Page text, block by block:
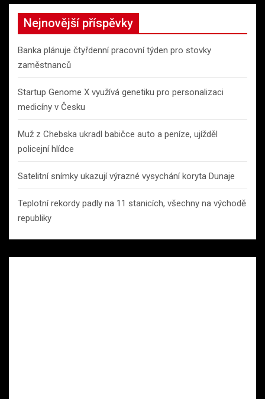
Nejnovější příspěvky
Banka plánuje čtyřdenní pracovní týden pro stovky
zaměstnanců
Startup Genome X využívá genetiku pro personalizaci
medicíny v Česku
Muž z Chebska ukradl babičce auto a peníze, ujížděl
policejní hlídce
Satelitní snímky ukazují výrazné vysychání koryta Dunaje
Teplotní rekordy padly na 11 stanicích, všechny na východě
republiky